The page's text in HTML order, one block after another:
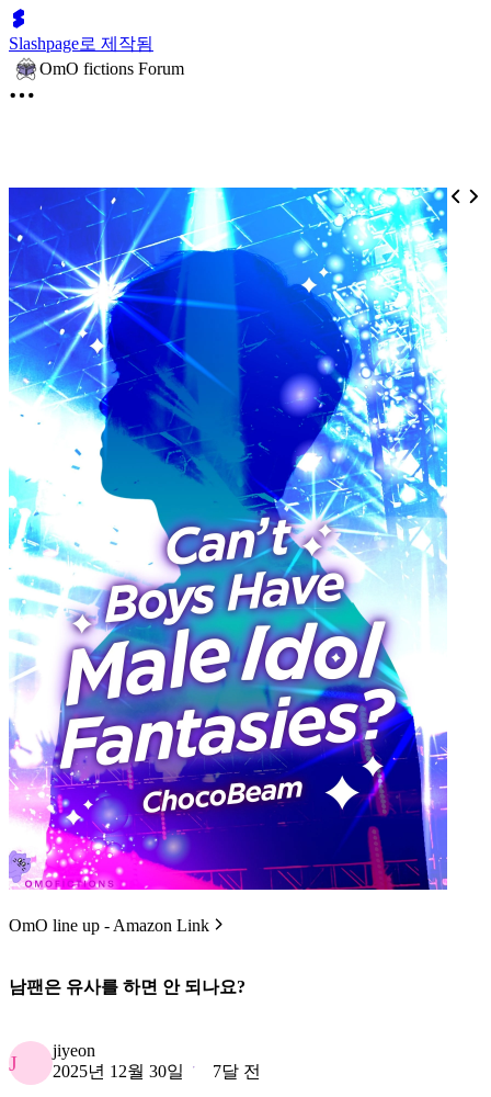
Slashpage로 제작됨
OmO fictions Forum
OmO line up - Amazon Link
남팬은 유사를 하면 안 되나요?
J
jiyeon
2025년 12월 30일
7달 전